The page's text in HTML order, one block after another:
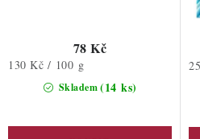
Hodnocení obchodu
Podmínky ochrany osobních údajů
Skladem(14 ks)
78 Kč
Měrná
130 Kč / 100 g